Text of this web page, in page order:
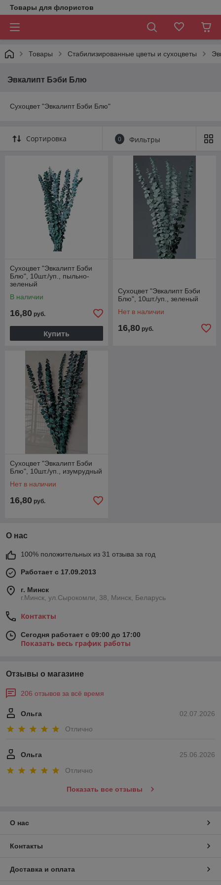
Товары для флористов
Товары Стабилизированные цветы и сухоцветы
Эвкалипт Бэби Блю
Сухоцвет "Эвкалипт Бэби Блю"
Сортировка 0 Фильтры
Сухоцвет "Эвкалипт Бэби
Блю", 10шт./уп., пыльно-
зеленый
В наличии
16,80 руб.
Купить
Сухоцвет "Эвкалипт Бэби
Блю", 10шт./уп., зеленый
Нет в наличии
16,80 руб.
Сухоцвет "Эвкалипт Бэби
Блю", 10шт./уп., изумрудный
Нет в наличии
16,80 руб.
О нас
100% положительных из 31 отзыва за год
Работает с 17.09.2013
г. Минск
г.Минск, ул.Сырокомли, 38, Минск, Беларусь
Контакты
Сегодня работает с 09:00 до 17:00
Показать весь график работы
Отзывы о магазине
206 отзывов за всё время
02.07.2026
Ольга
Отлично
25.06.2026
Ольга
Отлично
Показать все отзывы
О нас
Контакты
Доставка и оплата